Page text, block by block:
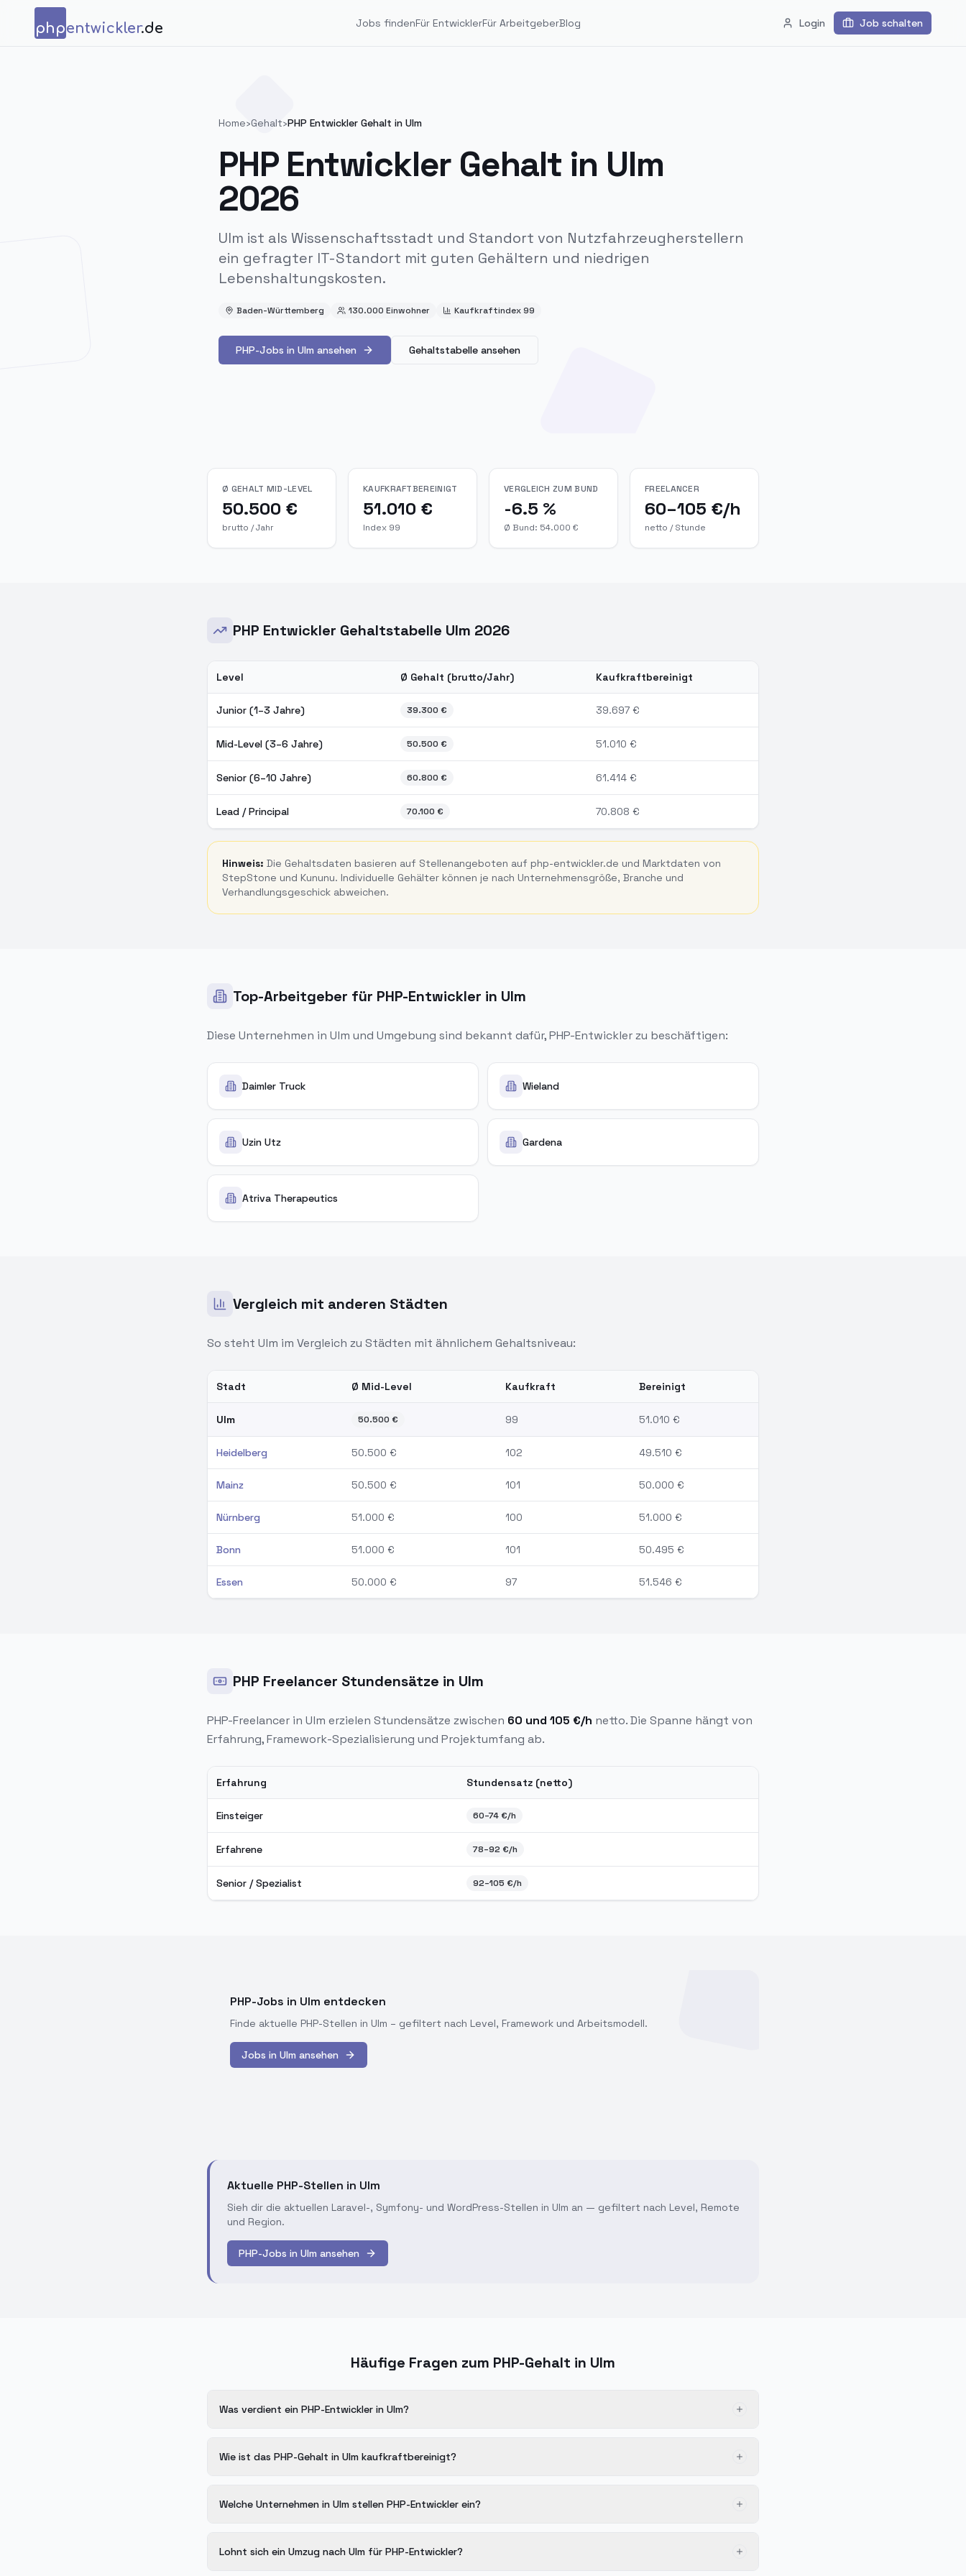
Zum Inhalt springen
phpentwickler.de Jobs findenFür EntwicklerFür ArbeitgeberBlog Login Job schalten
Home›Gehalt›PHP Entwickler Gehalt in Ulm
PHP Entwickler Gehalt in Ulm
2026
Ulm ist als Wissenschaftsstadt und Standort von Nutzfahrzeugherstellern
ein gefragter IT-Standort mit guten Gehältern und niedrigen
Lebenshaltungskosten.
Baden-Württemberg 130.000 Einwohner Kaufkraftindex99
PHP-Jobs in Ulm ansehen Gehaltstabelle ansehen
Ø GEHALT MID-LEVEL
50.500 €
brutto / Jahr
KAUFKRAFTBEREINIGT
51.010 €
Index 99
VERGLEICH ZUM BUND
-6.5 %
Ø Bund: 54.000 €
FREELANCER
60–105 €/h
netto / Stunde
PHP Entwickler Gehaltstabelle Ulm 2026
Level Ø Gehalt (brutto/Jahr) Kaufkraftbereinigt
Junior (1–3 Jahre) 39.300 € 39.697 €
Mid-Level (3–6 Jahre) 50.500 € 51.010 €
Senior (6–10 Jahre) 60.800 € 61.414 €
Lead / Principal 70.100 € 70.808 €
Hinweis: Die Gehaltsdaten basieren auf Stellenangeboten auf php-entwickler.de und Marktdaten von
StepStone und Kununu. Individuelle Gehälter können je nach Unternehmensgröße, Branche und
Verhandlungsgeschick abweichen.
Top-Arbeitgeber für PHP-Entwickler in Ulm
Diese Unternehmen in Ulm und Umgebung sind bekannt dafür, PHP-Entwickler zu beschäftigen:
Daimler Truck Wieland
Uzin Utz Gardena
Atriva Therapeutics
Vergleich mit anderen Städten
So steht Ulm im Vergleich zu Städten mit ähnlichem Gehaltsniveau:
Stadt Ø Mid-Level Kaufkraft Bereinigt
Ulm 50.500 € 99 51.010 €
Heidelberg 50.500 € 102 49.510 €
Mainz 50.500 € 101 50.000 €
Nürnberg 51.000 € 100 51.000 €
Bonn 51.000 € 101 50.495 €
Essen 50.000 € 97 51.546 €
PHP Freelancer Stundensätze in Ulm
PHP-Freelancer in Ulm erzielen Stundensätze zwischen 60 und 105 €/h netto. Die Spanne hängt von
Erfahrung, Framework-Spezialisierung und Projektumfang ab.
Erfahrung Stundensatz (netto)
Einsteiger 60–74 €/h
Erfahrene 78–92 €/h
Senior / Spezialist 92–105 €/h
PHP-Jobs in Ulm entdecken
Finde aktuelle PHP-Stellen in Ulm – gefiltert nach Level, Framework und Arbeitsmodell.
Jobs in Ulm ansehen
Aktuelle PHP-Stellen in Ulm
Sieh dir die aktuellen Laravel-, Symfony- und WordPress-Stellen in Ulm an — gefiltert nach Level, Remote
und Region.
PHP-Jobs in Ulm ansehen
Häufige Fragen zum PHP-Gehalt in Ulm
Was verdient ein PHP-Entwickler in Ulm?
Wie ist das PHP-Gehalt in Ulm kaufkraftbereinigt?
Welche Unternehmen in Ulm stellen PHP-Entwickler ein?
Lohnt sich ein Umzug nach Ulm für PHP-Entwickler?